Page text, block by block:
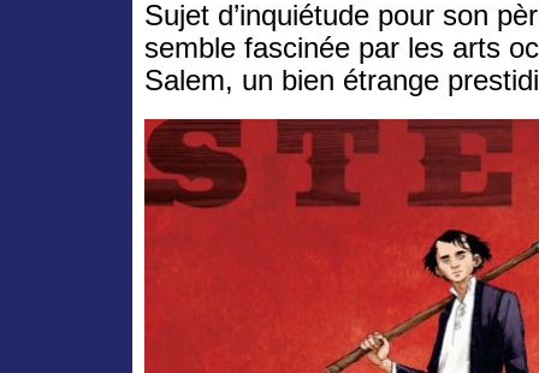
Sujet d’inquiétude pour son
semble fascinée par les arts
Salem, un bien étrange